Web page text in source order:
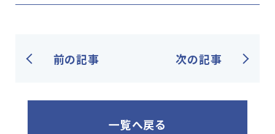
前の記事
一覧へ戻る
次の記事